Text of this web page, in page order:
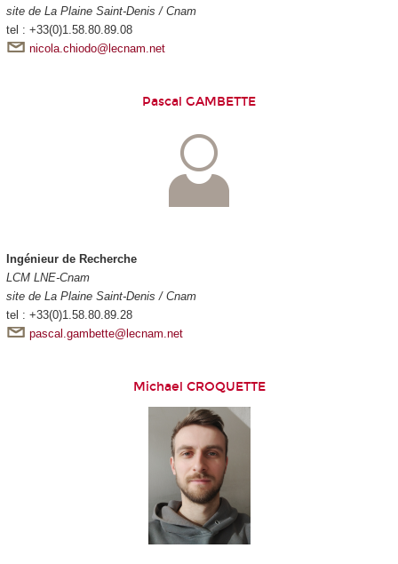
site de La Plaine Saint-Denis / Cnam
tel : +33(0)1.58.80.89.08
nicola.chiodo@lecnam.net
Pascal GAMBETTE
Ingénieur de Recherche
LCM LNE-Cnam
site de La Plaine Saint-Denis / Cnam
tel : +33(0)1.58.80.89.28
pascal.gambette@lecnam.net
Michael CROQUETTE